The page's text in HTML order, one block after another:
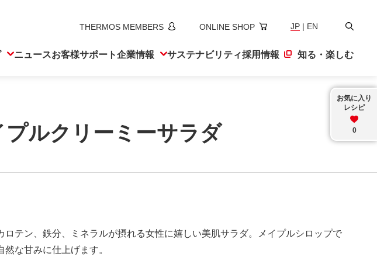
THERMOS MEMBERS ONLINE SHOP JP | EN
検
ニュースお客様サポート企業情報 サステナビリティ採用情報 知る・楽しむ
ルクリーミーサラダ
お気に入り
レシピ
0
ロテン、鉄分、ミネラルが摂れる女性に嬉しい美肌サラダ。メイプルシロップで
然な甘みに仕上げます。